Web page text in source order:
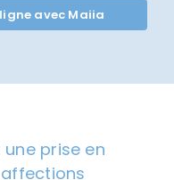
avec Maiia
prise en